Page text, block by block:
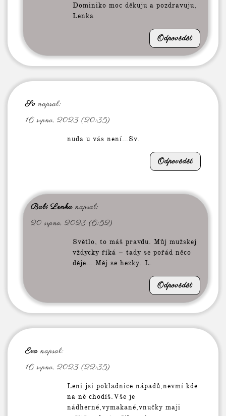
Dominiko moc děkuju a pozdravuju,
Lenka
Odpovědět
Sv napsal:
16 srpna, 2023 (20:35)
nuda u vás není…Sv.
Odpovědět
Babi Lenka napsal:
20 srpna, 2023 (6:52)
Světlo, to máš pravdu. Můj mužskej
vždycky říká – tady se pořád něco
děje… Měj se hezky, L.
Odpovědět
Eva napsal:
16 srpna, 2023 (22:35)
Leni,jsi pokladnice nápadů,nevmí kde
na ně chodíš.Vše je
nádherné,vymakané,vnučky maji